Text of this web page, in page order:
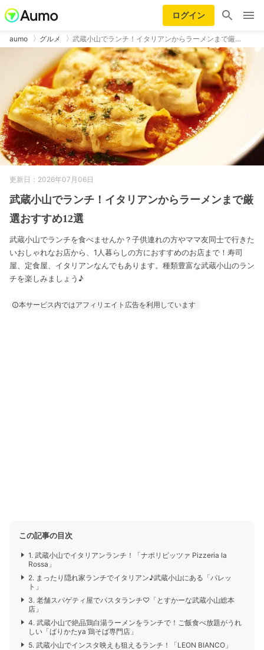
ログイン
aumo グルメ 武蔵小山でランチ！イタリアンからラーメンまで厳…
更新日：2026年07月06日
武蔵小山でランチ！イタリアンからラーメンまで厳
選おすすめ12選
武蔵小山でランチを食べませんか？子供連れの方やママ友同士で行きた
いおしゃれなお店から、1人暮らしの方におすすめのお店まで！寿司
屋、定食屋、イタリアンなんでもあります。種類豊富な武蔵小山のラン
チを楽しみましょう♪
本サービス内ではアフィリエイト広告を利用しています
この記事の目次
1. 武蔵小山でイタリアンランチ！「ナポリピッツァ Pizzeria la
Rossa」
2. まったり隠れ家ランチでイタリアン♪武蔵小山にある「パレッ
ト」
3. 老舗スパゲティ屋でパスタランチ♡「とすかーな武蔵小山総本
店」
4. 武蔵小山で絶品鶏白湯ラーメンをランチで！ご飯食べ放題がうれ
しい「ばりかたya 鶏そば専門店」
5. 武蔵小山でインスタ映えも狙えるランチ！「LEON BIANCO」